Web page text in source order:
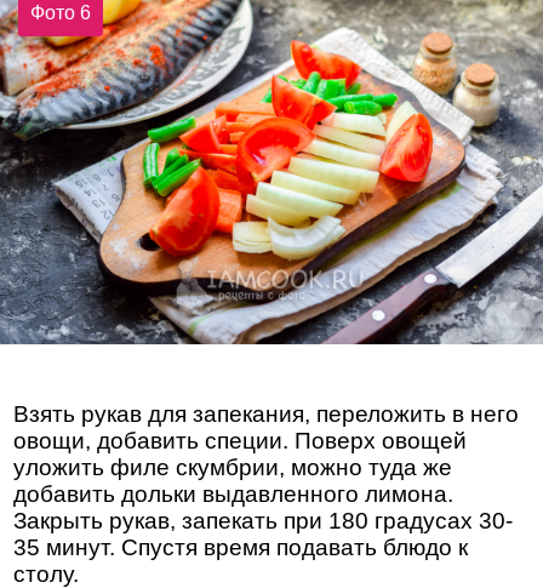
Фото 6
Взять рукав для запекания, переложить в него
овощи, добавить специи. Поверх овощей
уложить филе скумбрии, можно туда же
добавить дольки выдавленного лимона.
Закрыть рукав, запекать при 180 градусах 30-
35 минут. Спустя время подавать блюдо к
столу.